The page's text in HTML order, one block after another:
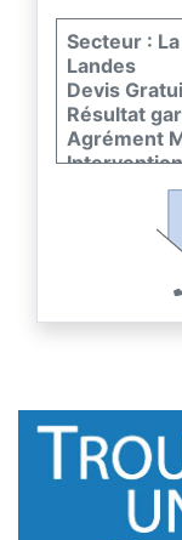
Secteur :
Landes
Devis
Résultat
Agrément